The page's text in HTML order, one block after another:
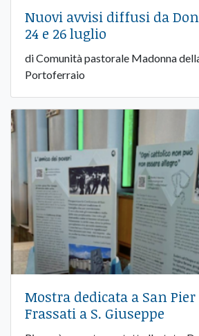
Nuovi avvisi diffusi da
24 e 26 luglio
di Comunità pastorale Madonna
Portoferraio
Mostra dedicata a San
Frassati a S. Giuseppe